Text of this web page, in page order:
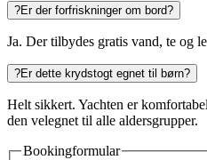
?Er der forfriskninger om bord?
Ja. Der tilbydes gratis vand, te og
?Er dette krydstogt egnet til børn?
Helt sikkert. Yachten er
den velegnet til alle aldersgrupper.
Bookingformular